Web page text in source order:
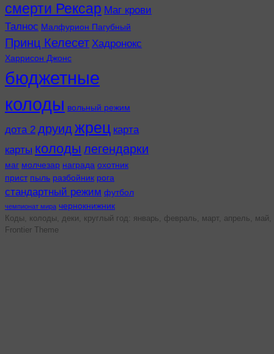
смерти Рексар Маг крови
Талнос Малфурион Пагубный
Принц Келесет Хадронокс
Харрисон Джонс
бюджетные
колоды вольный режим
дота 2 друид жрец карта
карты колоды легендарки
маг молчезар награда охотник
прист пыль разбойник рога
стандартный режим футбол
чемпионат мира чернокнижник
Коды, колоды, деки, круглый год: январь, февраль, март, апрель,
Frontier Theme